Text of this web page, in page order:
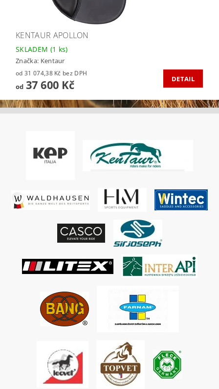
KENTAUR APOLLON
SKLADEM (1 ks)
Značka: Kentaur
od 31 074,38 Kč bez DPH
od37 600 Kč DETAIL